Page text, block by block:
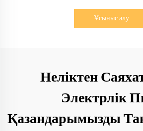
Ұсыныс алу
Неліктен
Электрлік
Қазандарымызды